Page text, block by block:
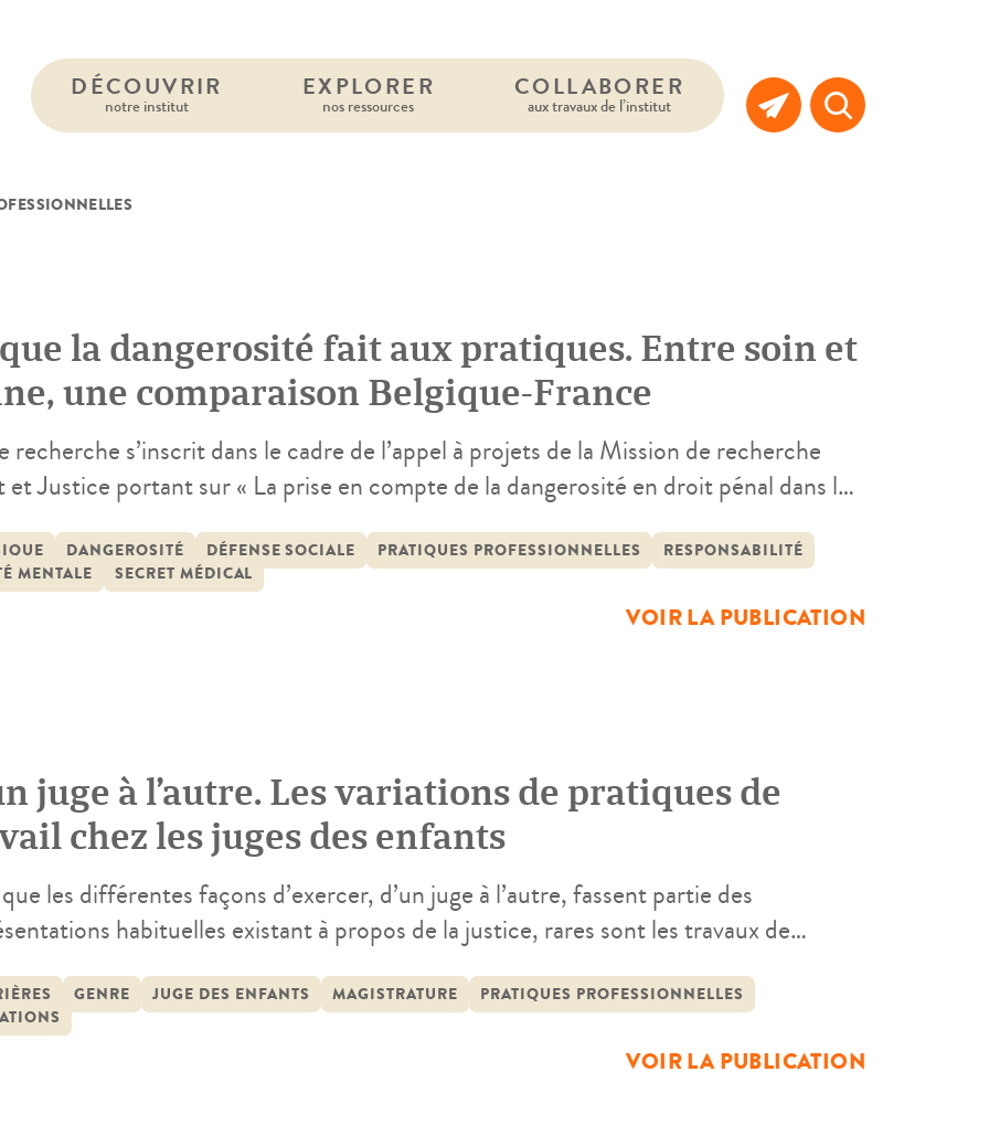
DÉCOUVRIR
notre institut
EXPLORER
nos ressources
COLLABORER
aux travaux de l’institut
la dangerosité fait aux pratiques. Entre soin et
une comparaison Belgique-France
recherche s’inscrit dans le cadre de l’appel à projets de la Mission de recherche
Justice portant sur « La prise en compte de la dangerosité en droit pénal dans les
niveau macro et microsocial. Il vise […]
DANGEROSITÉ DÉFENSE SOCIALE PRATIQUES PROFESSIONNELLES
RESPONSABILITÉ
MENTALE
SECRET MÉDICAL
VOIR LA PUBLICATION
juge à l’autre. Les variations de pratiques de
chez les juges des enfants
les différentes façons d’exercer, d’un juge à l’autre, fassent partie des
habituelles existant à propos de la justice, rares sont les travaux de
est présenté en introduction du rapport). Ce rapport se confronte à ce […]
GENRE JUGE DES ENFANTS MAGISTRATURE
PRATIQUES PROFESSIONNELLES
VOIR LA PUBLICATION